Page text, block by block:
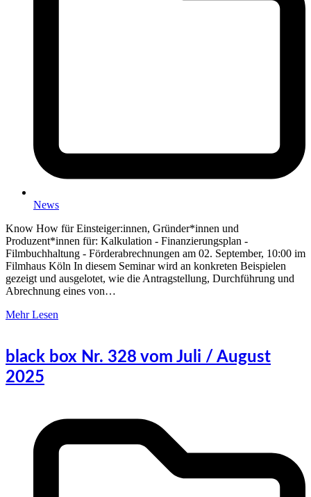
News
Know How für Einsteiger:innen, Gründer*innen und
Produzent*innen für: Kalkulation - Finanzierungsplan -
Filmbuchhaltung - Förderabrechnungen am 02. September, 10:00 im
Filmhaus Köln In diesem Seminar wird an konkreten Beispielen
gezeigt und ausgelotet, wie die Antragstellung, Durchführung und
Abrechnung eines von…
Mehr Lesen
black box Nr. 328 vom Juli / August
2025